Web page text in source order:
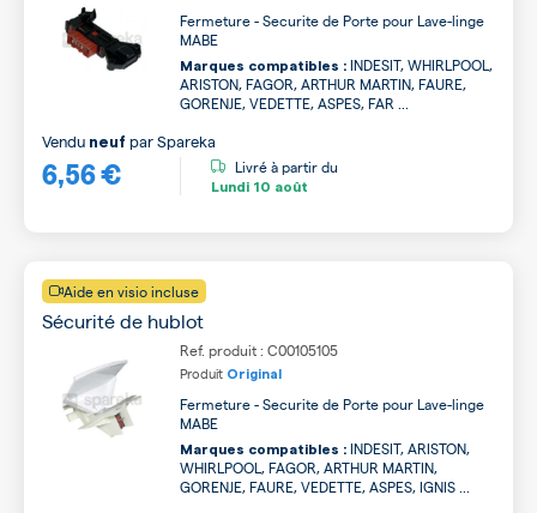
Fermeture - Securite de Porte pour Lave-linge
MABE
Marques compatibles : INDESIT, WHIRLPOOL,
ARISTON, FAGOR, ARTHUR MARTIN, FAURE,
GORENJE, VEDETTE, ASPES, FAR ...
6,56 €
Vendu neuf parSpareka
Livré à partir du
Lundi 10 août
Aide en visio incluse
Sécurité de hublot
Ref. produit : C00105105
Produit Original
Fermeture - Securite de Porte pour Lave-linge
MABE
Marques compatibles : INDESIT, ARISTON,
WHIRLPOOL, FAGOR, ARTHUR MARTIN,
GORENJE, FAURE, VEDETTE, ASPES, IGNIS ...